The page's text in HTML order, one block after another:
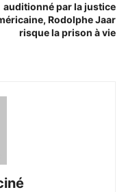
auditionné par la justice
Rodolphe Jaar
risque la prison à vie